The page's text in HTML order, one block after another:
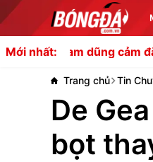
Mới nhất:
dũng cảm đặt cược vào
Trang chủ Tin
De
bọt